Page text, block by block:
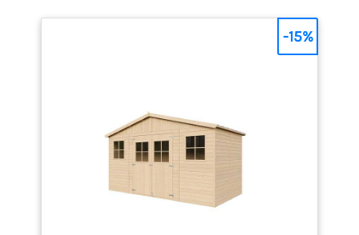
-15%